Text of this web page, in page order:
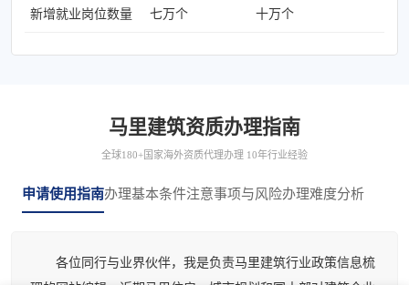
新增就业岗位数量 七万个 十万个
马里建筑资质办理指南
全球180+国家海外资质代理办理 10年行业经验
申请使用指南办理基本条件注意事项与风险办理难度分析
各位同行与业界伙伴，我是负责马里建筑行业政策信息梳